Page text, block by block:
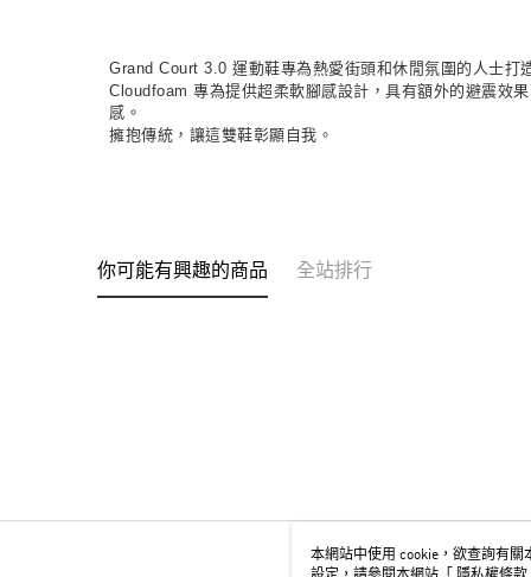
Grand Court 3.0 運動鞋專為熱愛街頭和休閒氛圍的人士打
Cloudfoam 專為提供超柔軟腳感設計，具有額外的避震效
感。
擁抱傳統，讓這雙鞋彰顯自我。
你可能有興趣的商品 全站排行
本網站中使用 cookie，欲查詢有關